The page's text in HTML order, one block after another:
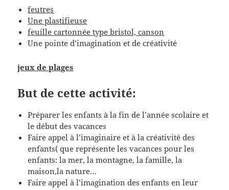
feutres
Une plastifieuse
feuille cartonnée type bristol, canson
Une pointe d’imagination et de créativité
jeux de plages
But de cette activité:
Préparer les enfants à la fin de l’année scolaire et
le début des vacances
Faire appel à l’imaginaire et à la créativité des
enfants( que représente les vacances pour les
enfants: la mer, la montagne, la famille, la
maison,la nature…
Faire appel à l’imagination des enfants en leur